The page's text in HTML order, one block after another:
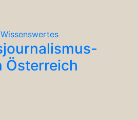
Wissenswertes
Österreich